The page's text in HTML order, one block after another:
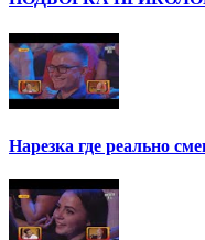
Нарезка где реально